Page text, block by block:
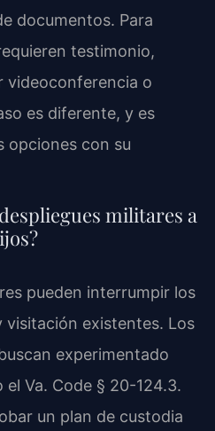
documentos. Para
testimonio,
videoconferencia o
es diferente, y es
opciones con su
militares a
pueden interrumpir los
visitación existentes. Los
experimentado
el Va. Code § 20-124.3.
un plan de custodia